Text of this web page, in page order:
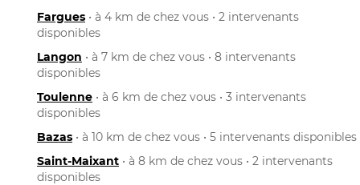
Fargues • à 4 km de chez vous • 2 intervenants
disponibles
Langon • à 7 km de chez vous • 8 intervenants
disponibles
Toulenne • à 6 km de chez vous • 3 intervenants
disponibles
Bazas • à 10 km de chez vous • 5 intervenants disponibles
Saint-Maixant • à 8 km de chez vous • 2 intervenants
disponibles